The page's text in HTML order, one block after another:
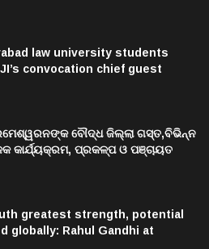
law university students
convocation chief guest
ବୌଦ୍ଧ ଜିଲ୍ଲା ଗସ୍ତ,ବିଭିନ୍ନ
କାର୍ଯ୍ୟକ୍ରମ, ପ୍ରକଳ୍ପ ଓ ପଞ୍ଚାୟତ
greatest strength, potential
globally: Rahul Gandhi at